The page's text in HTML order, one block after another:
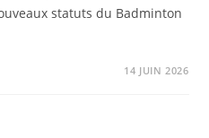
statuts du Badminton
14 JUIN 2026